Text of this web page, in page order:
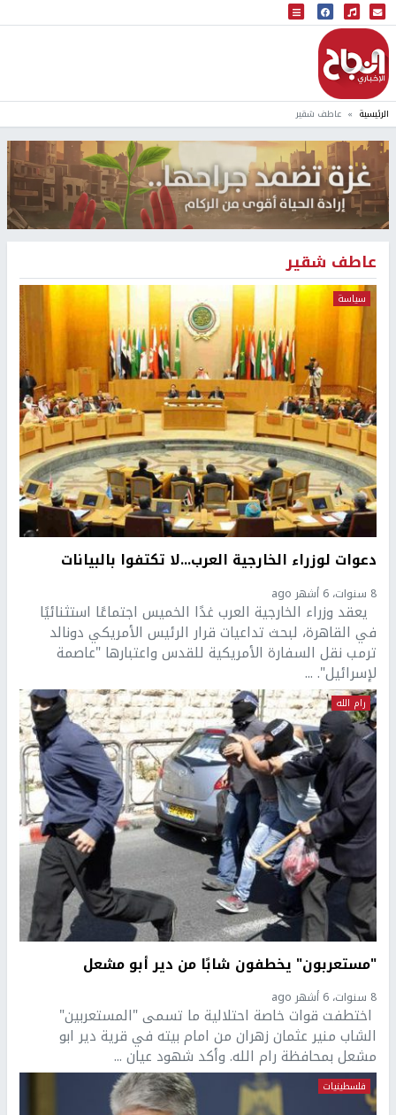
البث المباشر
إذاعة النجاح
الرئيسية عاطف شقير
عاطف شقير
سياسة
دعوات لوزراء الخارجية العرب...لا تكتفوا بالبيانات
8 سنوات، 6 أشهر ago
يعقد وزراء الخارجية العرب غدًا الخميس اجتماعًا استثنائيًا
في القاهرة، لبحث تداعيات قرار الرئيس الأمريكي دونالد
ترمب نقل السفارة الأمريكية للقدس واعتبارها "عاصمة
لإسرائيل". ...
رام الله
"مستعربون" يخطفون شابًا من دير أبو مشعل
8 سنوات، 6 أشهر ago
اختطفت قوات خاصة احتلالية ما تسمى "المستعربين"
الشاب منير عثمان زهران من امام بيته في قرية دير ابو
مشعل بمحافظة رام الله. وأكد شهود عيان ...
فلسطينيات